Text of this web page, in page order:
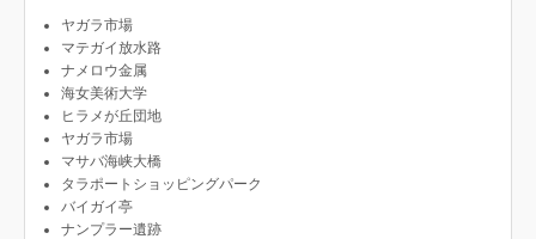
ヤガラ市場
マテガイ放水路
ナメロウ金属
海女美術大学
ヒラメが丘団地
ヤガラ市場
マサバ海峡大橋
タラポートショッピングパーク
バイガイ亭
ナンプラー遺跡